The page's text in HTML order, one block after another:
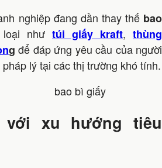
nghiệp đang dần thay thế bao
như túi giấy kraft, thùng
g để đáp ứng yêu cầu của người
lý tại các thị trường khó tính.
xu hướng tiêu